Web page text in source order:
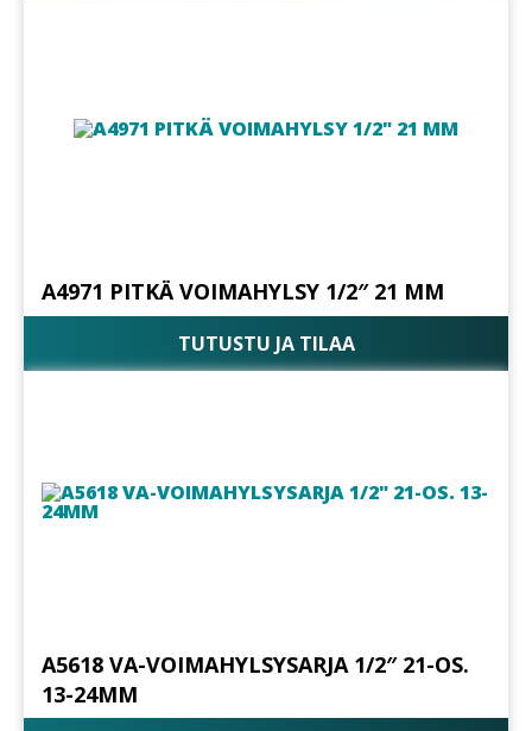
A4971 PITKÄ VOIMAHYLSY 1/2″ 21 MM
TUTUSTU JA TILAA
A5618 VA-VOIMAHYLSYSARJA 1/2″ 21-OS.
13-24MM